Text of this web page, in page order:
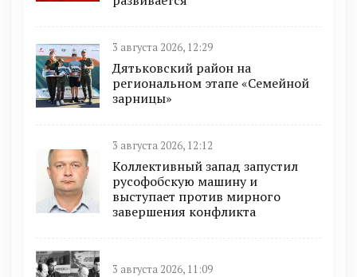
3 августа 2026, 12:29
Дятьковский район на
региональном этапе «Семейной
зарницы»
3 августа 2026, 12:12
Коллективный запад запустил
русофобскую машину и
выступает против мирного
завершения конфликта
3 августа 2026, 11:09